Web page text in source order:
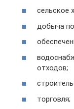
сельское
добыча
отходов;
торговля;